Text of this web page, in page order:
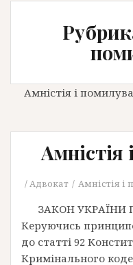
Амністія і
Адвокат Амністія і
ЗАКОН УКРАЇНИ
Керуючись
до статті 92
Кримінального